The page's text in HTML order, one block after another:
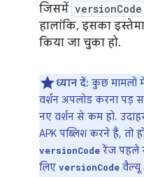
जिसमें versionCode
हालांकि, इसका
किया जा चुका हो.
ध्यान दें: कुछ मामलों
वर्शन अपलोड करना पड़
नए वर्शन से कम हो.
APK पब्लिश करने हैं,
versionCode रेंज पहले
लिए versionCode वैल्यू